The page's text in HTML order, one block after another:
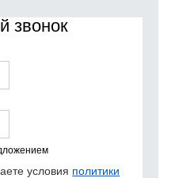
звонок
условия политики